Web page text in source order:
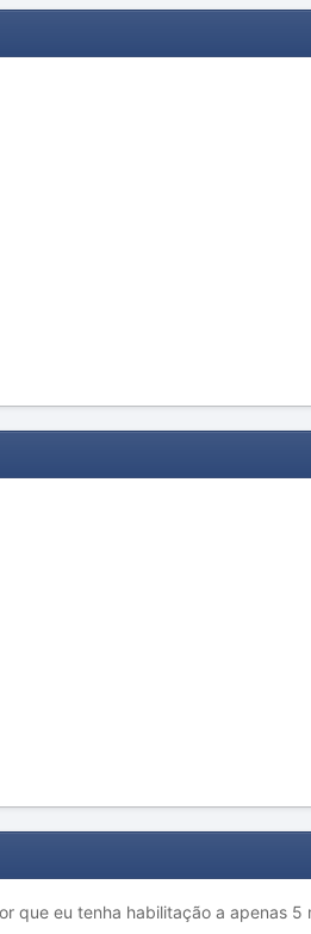
eu tenha habilitação a apenas